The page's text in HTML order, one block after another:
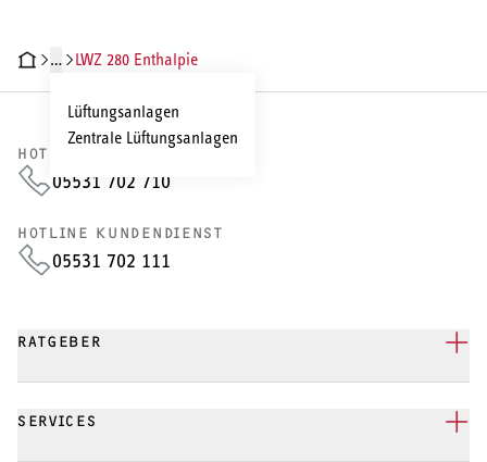
DATEN DOKUMENTE
…
Lüftungsanlagen
Zentrale Lüftungsanlagen
LWZ 280 Enthalpie
HOTLINE VERTRIEB
05531 702 710
HOTLINE KUNDENDIENST
05531 702 111
RATGEBER
SERVICES